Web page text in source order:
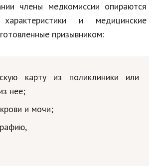
члены медкомиссии опираются
и медицинские
призывником:
карту из поликлиники или
нее;
и мочи;